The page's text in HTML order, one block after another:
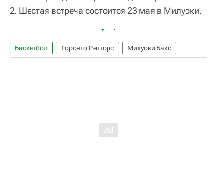
2. Шестая встреча состоится 23 мая в Милуоки.
Баскетбол Торонто Рэпторс Милуоки Бакс